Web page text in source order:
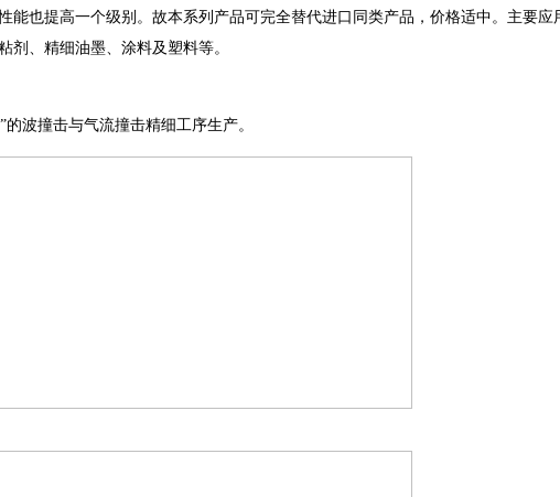
能也提高一个级别。故本系列产品可完全替代进口同类产品，价格适中。主要应
剂、精细油墨、涂料及塑料等。
波撞击与气流撞击精细工序生产。